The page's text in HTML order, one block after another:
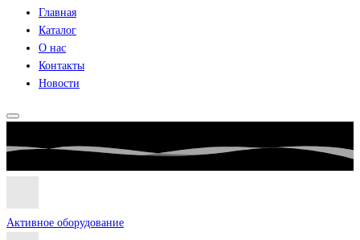
Главная
Каталог
О нас
Контакты
Новости
Активное оборудование